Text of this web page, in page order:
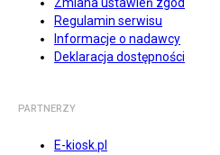
Regulamin serwisu
Informacje o nadawcy
Deklaracja dostępności
PARTNERZY
E-kiosk.pl